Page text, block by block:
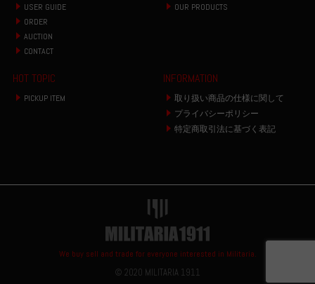
USER GUIDE
ORDER
AUCTION
CONTACT
OUR PRODUCTS
HOT TOPIC
PICKUP ITEM
INFORMATION
取り扱い商品の仕様に関して
プライバシーポリシー
特定商取引法に基づく表記
We buy sell and trade for everyone interested in Militaria.
© 2020 MILITARIA 1911